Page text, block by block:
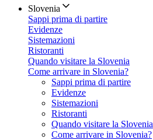
Slovenia
Sappi prima di partire
Evidenze
Sistemazioni
Ristoranti
Quando visitare la Slovenia
Come arrivare in Slovenia?
Sappi prima di partire
Evidenze
Sistemazioni
Ristoranti
Quando visitare la Slovenia
Come arrivare in Slovenia?